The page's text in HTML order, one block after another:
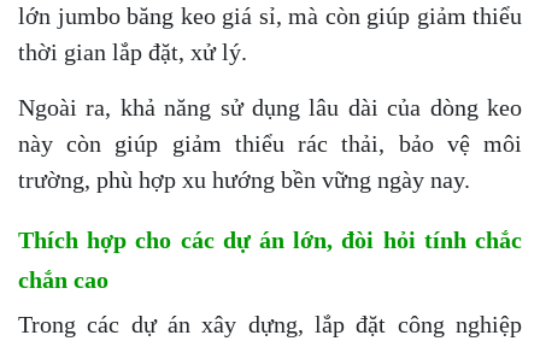
lớn jumbo băng keo giá sỉ, mà còn giúp giảm thiểu
thời gian lắp đặt, xử lý.
Ngoài ra, khả năng sử dụng lâu dài của dòng keo
này còn giúp giảm thiểu rác thải, bảo vệ môi
trường, phù hợp xu hướng bền vững ngày nay.
Thích hợp cho các dự án lớn, đòi hỏi tính chắc
chắn cao
Trong các dự án xây dựng, lắp đặt công nghiệp